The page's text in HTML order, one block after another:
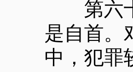
第六十
是自首。
中，犯罪